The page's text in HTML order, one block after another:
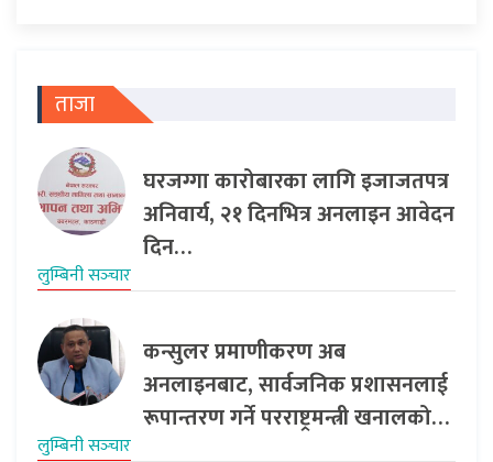
ताजा
घरजग्गा कारोबारका लागि इजाजतपत्र
अनिवार्य, २१ दिनभित्र अनलाइन आवेदन
दिन…
लुम्बिनी सञ्‍चार
कन्सुलर प्रमाणीकरण अब
अनलाइनबाट, सार्वजनिक प्रशासनलाई
रूपान्तरण गर्ने परराष्ट्रमन्त्री खनालको…
लुम्बिनी सञ्‍चार